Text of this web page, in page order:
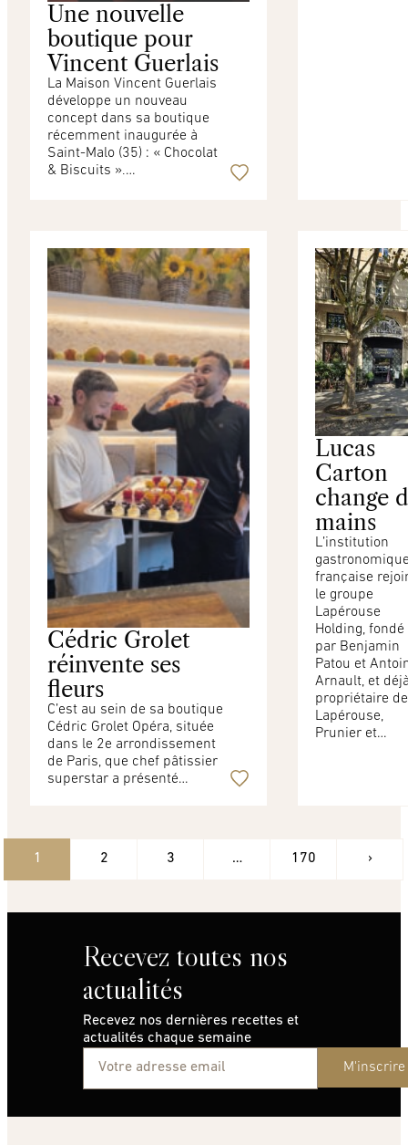
Une nouvelle
boutique pour
Vincent Guerlais
La Maison Vincent Guerlais
développe un nouveau
concept dans sa boutique
récemment inaugurée à
Saint-Malo (35) : « Chocolat
& Biscuits ».…
Cédric Grolet
réinvente ses
fleurs
C’est au sein de sa boutique
Cédric Grolet Opéra, située
dans le 2e arrondissement
de Paris, que chef pâtissier
superstar a présenté…
Lucas
Carton
change
mains
L’institution
française
le groupe
Lapérouse
Holding, fondé
par Benjamin
Patou et
Arnault, et
propriétaire de
Lapérouse,
Prunier et…
1 2 3 … 170 ›
Recevez toutes nos
actualités
Recevez nos dernières recettes et
actualités chaque semaine
M'inscrire